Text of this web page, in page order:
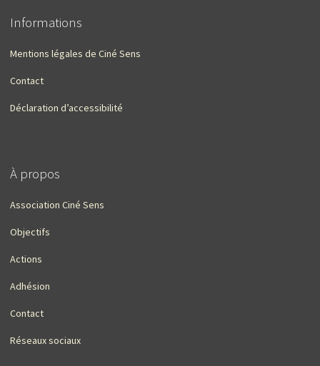
Informations
Mentions légales de Ciné Sens
Contact
Déclaration d’accessibilité
À propos
Association Ciné Sens
Objectifs
Actions
Adhésion
Contact
Réseaux sociaux